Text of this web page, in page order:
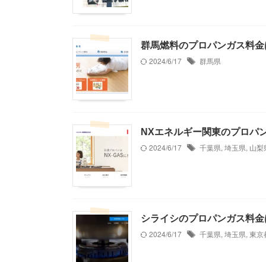
群馬燃料のプロパンガス料
2024/6/17
群馬県
NXエネルギー関東のプロパ
2024/6/17
千葉県, 埼玉県, 山梨
シライシのプロパンガス料
2024/6/17
千葉県, 埼玉県, 東京